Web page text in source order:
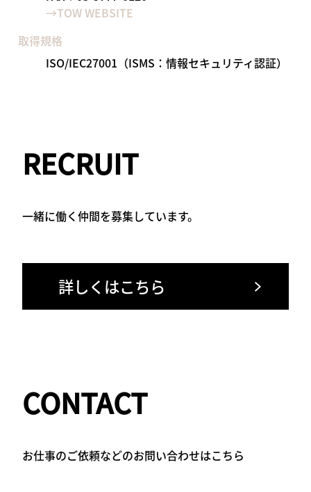
→TOW WEBSITE
取得規格
ISO/IEC27001（ISMS：情報セキュリティ認証）
RECRUIT
一緒に働く仲間を募集しています。
詳しくはこちら
CONTACT
お仕事のご依頼などのお問い合わせはこちら